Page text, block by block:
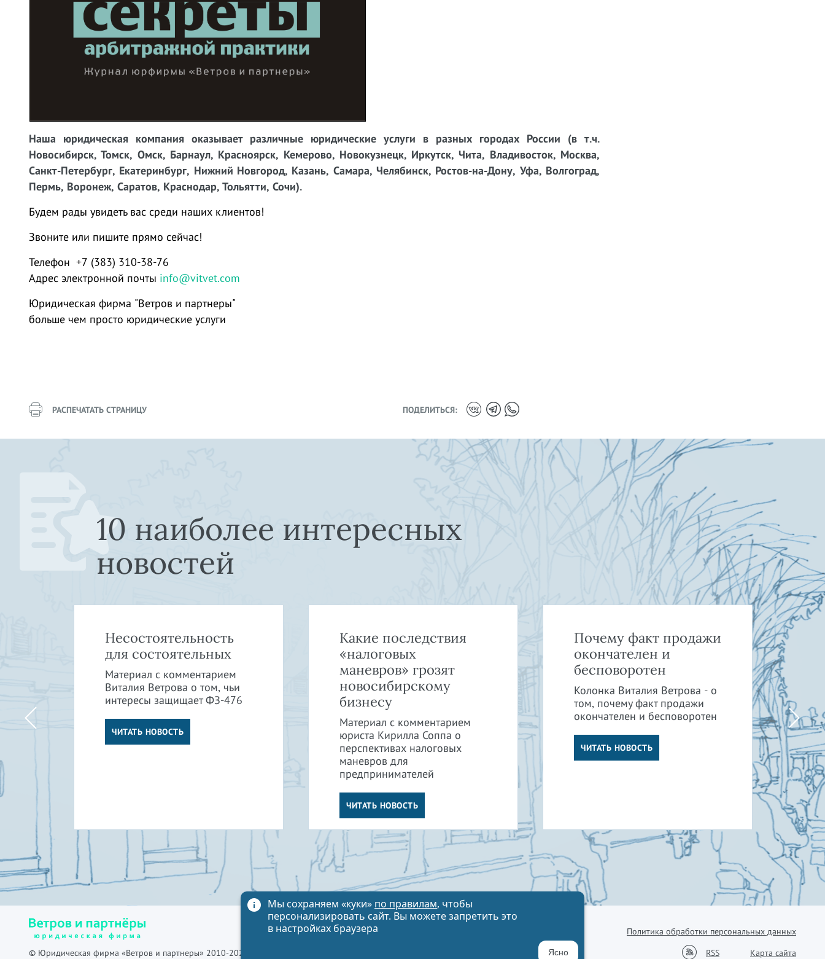
Наша юридическая компания оказывает различные юридические услуги в разных городах России (в т.ч.
Новосибирск, Томск, Омск, Барнаул, Красноярск, Кемерово, Новокузнецк, Иркутск, Чита, Владивосток, Москва,
Санкт-Петербург, Екатеринбург, Нижний Новгород, Казань, Самара, Челябинск, Ростов-на-Дону, Уфа, Волгоград,
Пермь, Воронеж, Саратов, Краснодар, Тольятти, Сочи).
Будем рады увидеть вас среди наших клиентов!
Звоните или пишите прямо сейчас!
Телефон +7 (383) 310-38-76
Адрес электронной почты info@vitvet.com
Юридическая фирма "Ветров и партнеры"
больше чем просто юридические услуги
РАСПЕЧАТАТЬ СТРАНИЦУ ПОДЕЛИТЬСЯ:
10 наиболее интересных
новостей
Несостоятельность
для состоятельных
Материал с комментарием
Виталия Ветрова о том, чьи
интересы защищает ФЗ-476
ЧИТАТЬ НОВОСТЬ
Какие последствия
«налоговых
маневров» грозят
новосибирскому
бизнесу
Материал с комментарием
юриста Кирилла Соппа о
перспективах налоговых
маневров для
предпринимателей
ЧИТАТЬ НОВОСТЬ
Почему факт продажи
окончателен и
бесповоротен
Колонка Виталия Ветрова - о
том, почему факт продажи
окончателен и бесповоротен
ЧИТАТЬ НОВОСТЬ
от
Политика обработки персональных данных
© Юридическая фирма «Ветров и партнеры» 2010-2026
8 (383) 310-38-76 RSS Карта сайта
Мы сохраняем «куки» по правилам, чтобы
персонализировать сайт. Вы можете запретить это
в настройках браузера
Ясно